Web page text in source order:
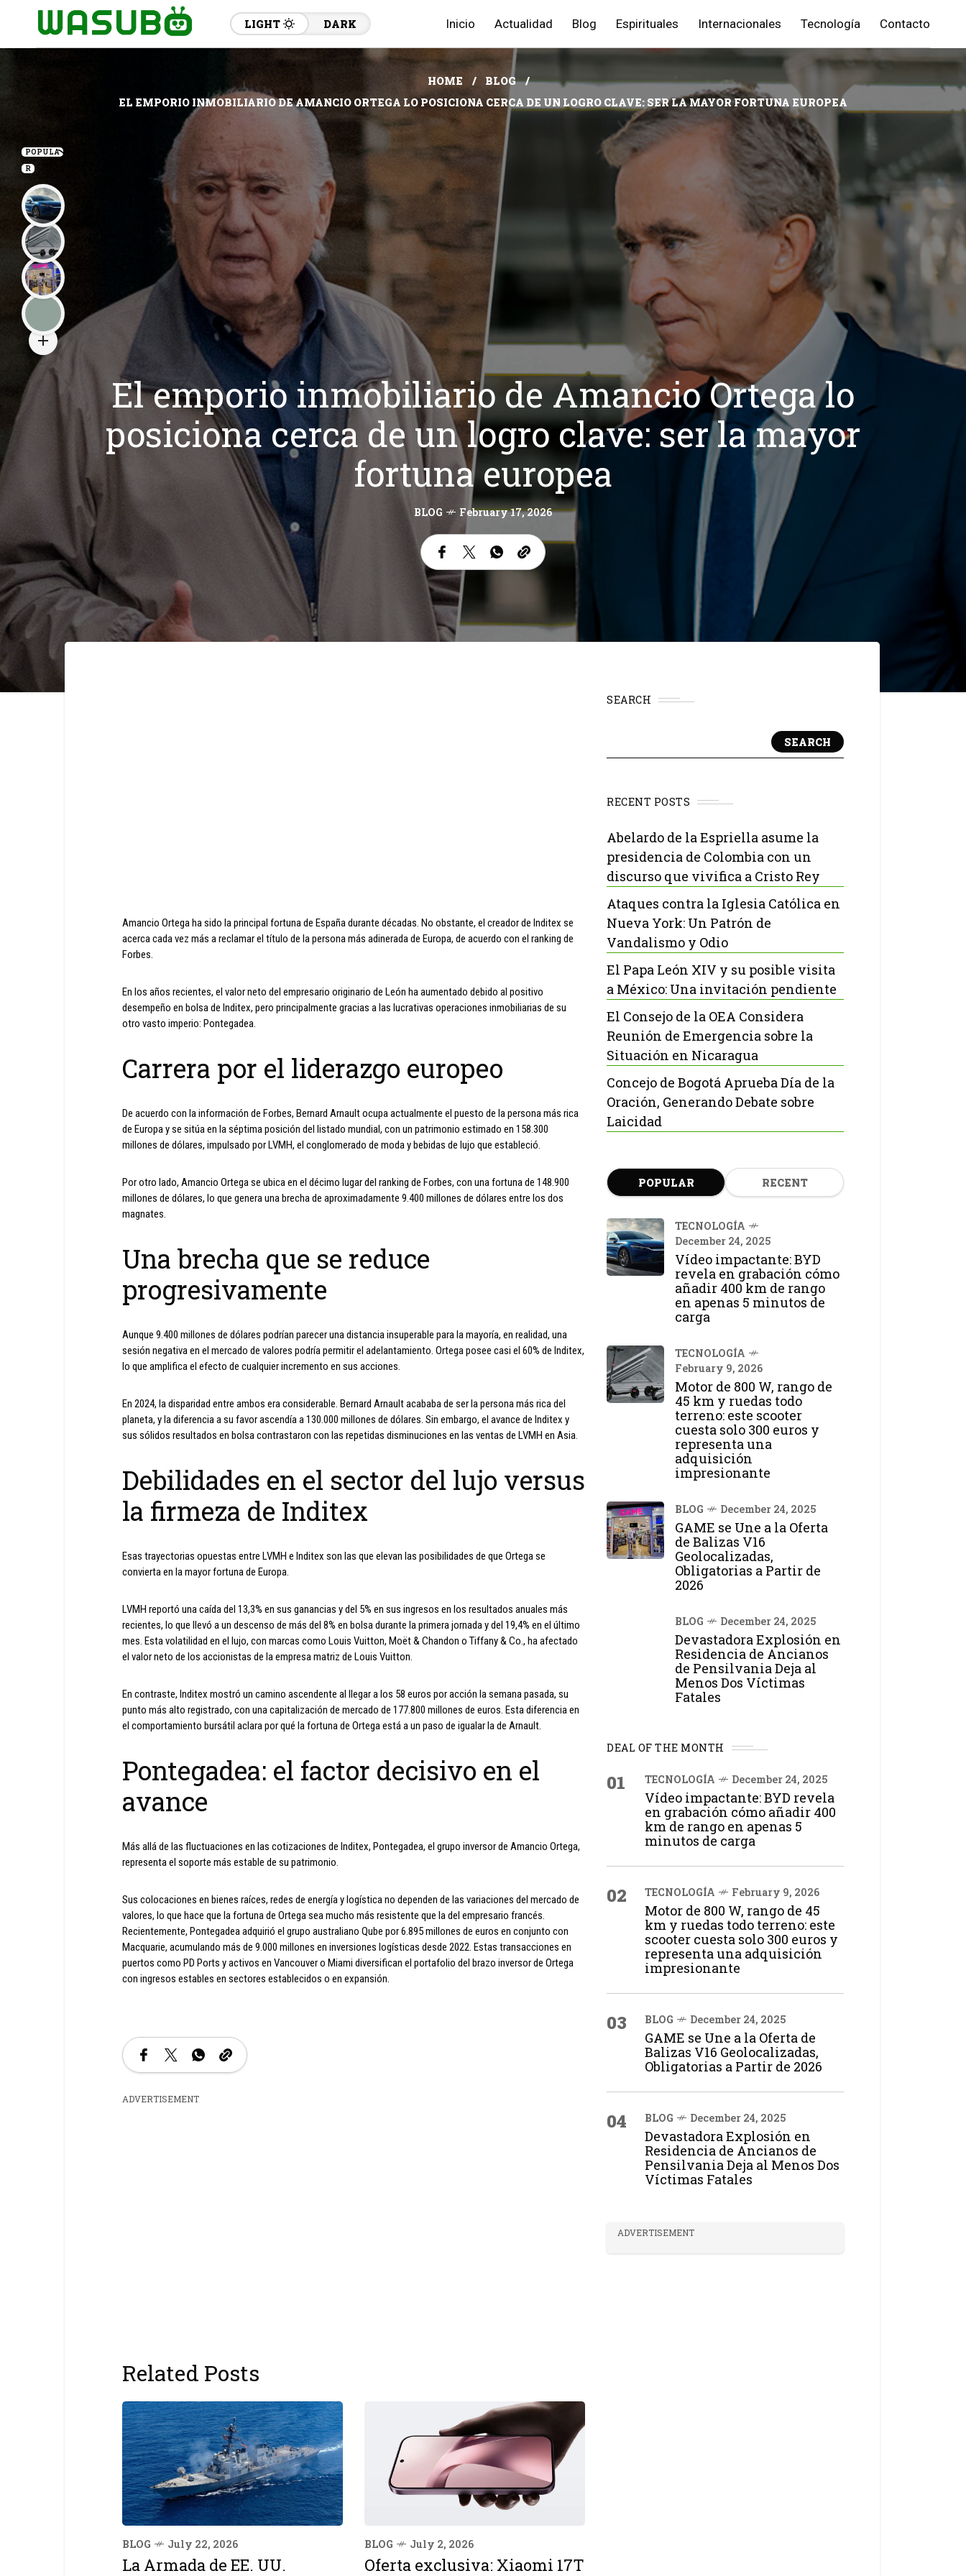
LIGHT DARK Inicio Actualidad Blog Espirituales Internacionales Tecnología Contacto
HOME
BLOG
EL EMPORIO INMOBILIARIO DE AMANCIO ORTEGA LO POSICIONA CERCA DE UN LOGRO CLAVE: SER LA MAYOR FORTUNA EUROPEA
El emporio inmobiliario de Amancio Ortega lo
posiciona cerca de un logro clave: ser la mayor
fortuna europea
BLOG February 17, 2026
Amancio Ortega ha sido la principal fortuna de España durante décadas. No obstante, el creador de Inditex se
acerca cada vez más a reclamar el título de la persona más adinerada de Europa, de acuerdo con el ranking de
Forbes.
En los años recientes, el valor neto del empresario originario de León ha aumentado debido al positivo
desempeño en bolsa de Inditex, pero principalmente gracias a las lucrativas operaciones inmobiliarias de su
otro vasto imperio: Pontegadea.
Carrera por el liderazgo europeo
De acuerdo con la información de Forbes, Bernard Arnault ocupa actualmente el puesto de la persona más rica
de Europa y se sitúa en la séptima posición del listado mundial, con un patrimonio estimado en 158.300
millones de dólares, impulsado por LVMH, el conglomerado de moda y bebidas de lujo que estableció.
Por otro lado, Amancio Ortega se ubica en el décimo lugar del ranking de Forbes, con una fortuna de 148.900
millones de dólares, lo que genera una brecha de aproximadamente 9.400 millones de dólares entre los dos
magnates.
Una brecha que se reduce
progresivamente
Aunque 9.400 millones de dólares podrían parecer una distancia insuperable para la mayoría, en realidad, una
sesión negativa en el mercado de valores podría permitir el adelantamiento. Ortega posee casi el 60% de Inditex,
lo que amplifica el efecto de cualquier incremento en sus acciones.
En 2024, la disparidad entre ambos era considerable. Bernard Arnault acababa de ser la persona más rica del
planeta, y la diferencia a su favor ascendía a 130.000 millones de dólares. Sin embargo, el avance de Inditex y
sus sólidos resultados en bolsa contrastaron con las repetidas disminuciones en las ventas de LVMH en Asia.
Debilidades en el sector del lujo versus
la firmeza de Inditex
Esas trayectorias opuestas entre LVMH e Inditex son las que elevan las posibilidades de que Ortega se
convierta en la mayor fortuna de Europa.
LVMH reportó una caída del 13,3% en sus ganancias y del 5% en sus ingresos en los resultados anuales más
recientes, lo que llevó a un descenso de más del 8% en bolsa durante la primera jornada y del 19,4% en el último
mes. Esta volatilidad en el lujo, con marcas como Louis Vuitton, Moët & Chandon o Tiffany & Co., ha afectado
el valor neto de los accionistas de la empresa matriz de Louis Vuitton.
En contraste, Inditex mostró un camino ascendente al llegar a los 58 euros por acción la semana pasada, su
punto más alto registrado, con una capitalización de mercado de 177.800 millones de euros. Esta diferencia en
el comportamiento bursátil aclara por qué la fortuna de Ortega está a un paso de igualar la de Arnault.
Pontegadea: el factor decisivo en el
avance
Más allá de las fluctuaciones en las cotizaciones de Inditex, Pontegadea, el grupo inversor de Amancio Ortega,
representa el soporte más estable de su patrimonio.
Sus colocaciones en bienes raíces, redes de energía y logística no dependen de las variaciones del mercado de
valores, lo que hace que la fortuna de Ortega sea mucho más resistente que la del empresario francés.
Recientemente, Pontegadea adquirió el grupo australiano Qube por 6.895 millones de euros en conjunto con
Macquarie, acumulando más de 9.000 millones en inversiones logísticas desde 2022. Estas transacciones en
puertos como PD Ports y activos en Vancouver o Miami diversifican el portafolio del brazo inversor de Ortega
con ingresos estables en sectores establecidos o en expansión.
ADVERTISEMENT
Related Posts
BLOG July 22, 2026
La Armada de EE. UU.
BLOG July 2, 2026
Oferta exclusiva: Xiaomi 17T
SEARCH
SEARCH
RECENT POSTS
Abelardo de la Espriella asume la
presidencia de Colombia con un
discurso que vivifica a Cristo Rey
Ataques contra la Iglesia Católica en
Nueva York: Un Patrón de
Vandalismo y Odio
El Papa León XIV y su posible visita
a México: Una invitación pendiente
El Consejo de la OEA Considera
Reunión de Emergencia sobre la
Situación en Nicaragua
Concejo de Bogotá Aprueba Día de la
Oración, Generando Debate sobre
Laicidad
POPULAR RECENT
TECNOLOGÍA
December 24, 2025
Vídeo impactante: BYD
revela en grabación cómo
añadir 400 km de rango
en apenas 5 minutos de
carga
TECNOLOGÍA
February 9, 2026
Motor de 800 W, rango de
45 km y ruedas todo
terreno: este scooter
cuesta solo 300 euros y
representa una
adquisición
impresionante
BLOG December 24, 2025
GAME se Une a la Oferta
de Balizas V16
Geolocalizadas,
Obligatorias a Partir de
2026
BLOG December 24, 2025
Devastadora Explosión en
Residencia de Ancianos
de Pensilvania Deja al
Menos Dos Víctimas
Fatales
DEAL OF THE MONTH
01 TECNOLOGÍA December 24, 2025
Vídeo impactante: BYD revela
en grabación cómo añadir 400
km de rango en apenas 5
minutos de carga
02 TECNOLOGÍA February 9, 2026
Motor de 800 W, rango de 45
km y ruedas todo terreno: este
scooter cuesta solo 300 euros y
representa una adquisición
impresionante
03 BLOG December 24, 2025
GAME se Une a la Oferta de
Balizas V16 Geolocalizadas,
Obligatorias a Partir de 2026
04 BLOG December 24, 2025
Devastadora Explosión en
Residencia de Ancianos de
Pensilvania Deja al Menos Dos
Víctimas Fatales
ADVERTISEMENT
POPULA
R